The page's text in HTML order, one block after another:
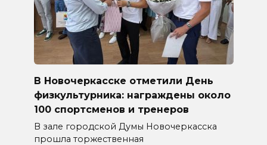
В Новочеркасске отметили День
физкультурника: награждены около
100 спортсменов и тренеров
В зале городской Думы Новочеркасска
прошла торжественная